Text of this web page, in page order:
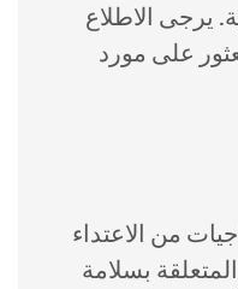
الاطلاع
على مورد
من الاعتداء
بسلامة